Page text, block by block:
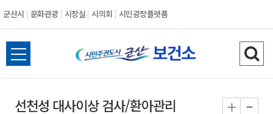
군산시 문화관광 시장실 시의회 시민광장플랫폼
군
산
전
체
뉴
검
색
기
선천성 대사이상 검사/환아관리 + -